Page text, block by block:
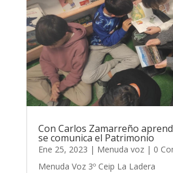
Con Carlos Zamarreño
se comunica el Patrimonio
Ene 25, 2023 | Menuda voz| 0
Menuda Voz 3º Ceip La Ladera